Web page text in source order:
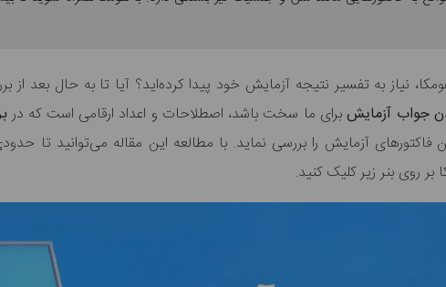
نیاز به تفسیر نتیجه آزمایش خود پیدا کرده‌اید؟ آیا تا به حال بعد از
جواب آزمایشبرای ما سخت باشد، اصطلاحات و اعداد ارقامی است که در
فاکتورهای آزمایش را بررسی نماید. با مطالعه این مقاله می‌توانید تا
روی بنر زیر کلیک کنید.